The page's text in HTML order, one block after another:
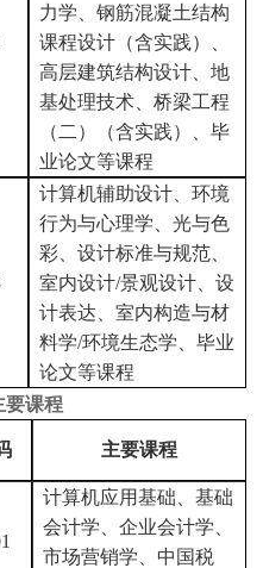
力学、钢筋混凝土结构
课程设计（含实践）、
高层建筑结构设计、地
基处理技术、桥梁工程
（二）（含实践）、毕
业论文等课程
计算机辅助设计、环境
行为与心理学、光与色
彩、设计标准与规范、
室内设计/景观设计、设
计表达、室内构造与材
料学/环境生态学、毕业
论文等课程
要课程
主要课程
计算机应用基础、基础
会计学、企业会计学、
市场营销学、中国税